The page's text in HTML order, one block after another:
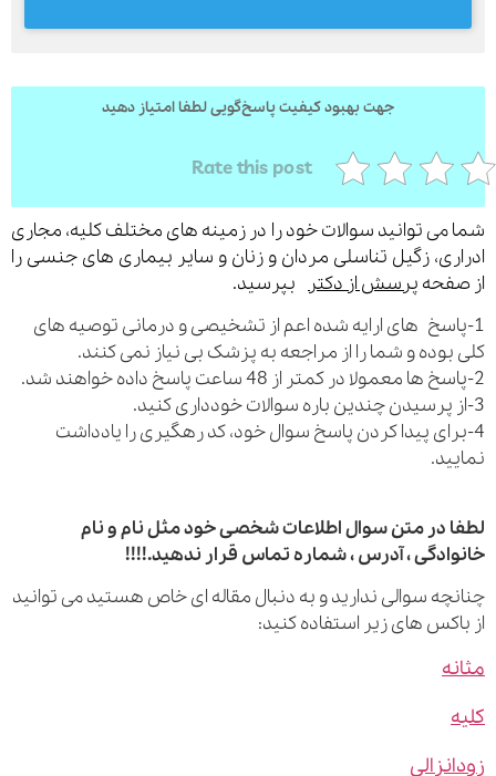
جهت بهبود کیفیت پاسخ‌گویی لطفا امتیاز دهید
Rate this post
توانید سوالات خود را در زمینه های مختلف کلیه، مجاری
زگیل تناسلی مردان و زنان و سایر بیماری های جنسی را
پرسش از دکتربپرسید.
های ارایه شده اعم از تشخیصی و درمانی توصیه های
و شما را از مراجعه به پزشک بی نیاز نمی کنند.
پیدا کردن پاسخ سوال خود، کد رهگیری را یادداشت
در متن سوال اطلاعات شخصی خود مثل نام و نام
، آدرس ، شماره تماس قرار ندهید.!!!!
سوالی ندارید و به دنبال مقاله ای خاص هستید می توانید
های زیر استفاده کنید: